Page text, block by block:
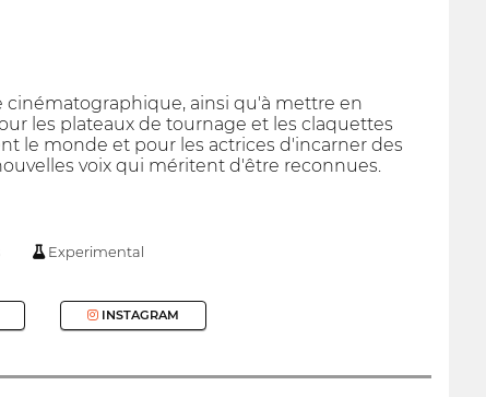
cinématographique, ainsi qu'à mettre en
les plateaux de tournage et les claquettes
le monde et pour les actrices d'incarner des
voix qui méritent d'être reconnues.
Experimental
INSTAGRAM